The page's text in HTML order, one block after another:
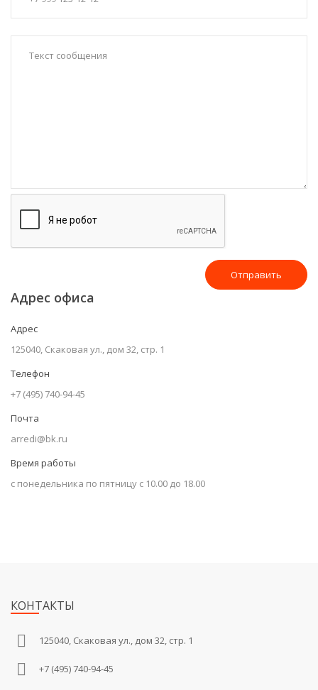
Отправить
Адрес офиса
Адрес
125040, Скаковая ул., дом 32, стр. 1
Телефон
+7 (495) 740-94-45
Почта
arredi@bk.ru
Время работы
с понедельника по пятницу с 10.00 до 18.00
КОНТАКТЫ
125040, Скаковая ул., дом 32, стр. 1
+7 (495) 740-94-45